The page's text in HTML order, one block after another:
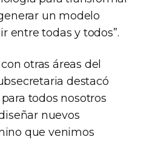
un modelo
entre todas y todos”.
otras áreas del
destacó
todos nosotros
nuevos
que venimos